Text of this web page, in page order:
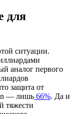
для
ситуации.
аналог первого
защита от
— лишь 66%. Да и
тяжести